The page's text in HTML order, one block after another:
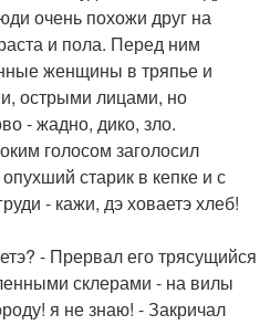
очень похожи друг на
и пола. Перед ним
женщины в тряпье и
острыми лицами, но
- жадно, дико, зло.
голосом заголосил
старик в кепке и с
- кажи, дэ ховаетэ хлеб!
- Прервал его трясущийся
склерами - на вилы
я не знаю! - Закричал